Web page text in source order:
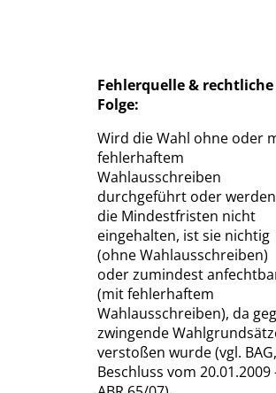
Fehlerquelle & rechtliche
Folge:
Wird die Wahl ohne oder
fehlerhaftem
Wahlausschreiben
durchgeführt oder werden
die Mindestfristen nicht
eingehalten, ist sie nichtig
(ohne Wahlausschreiben)
oder zumindest
(mit fehlerhaftem
Wahlausschreiben), da
zwingende
verstoßen wurde (vgl. BAG,
Beschluss vom 20.01.2009